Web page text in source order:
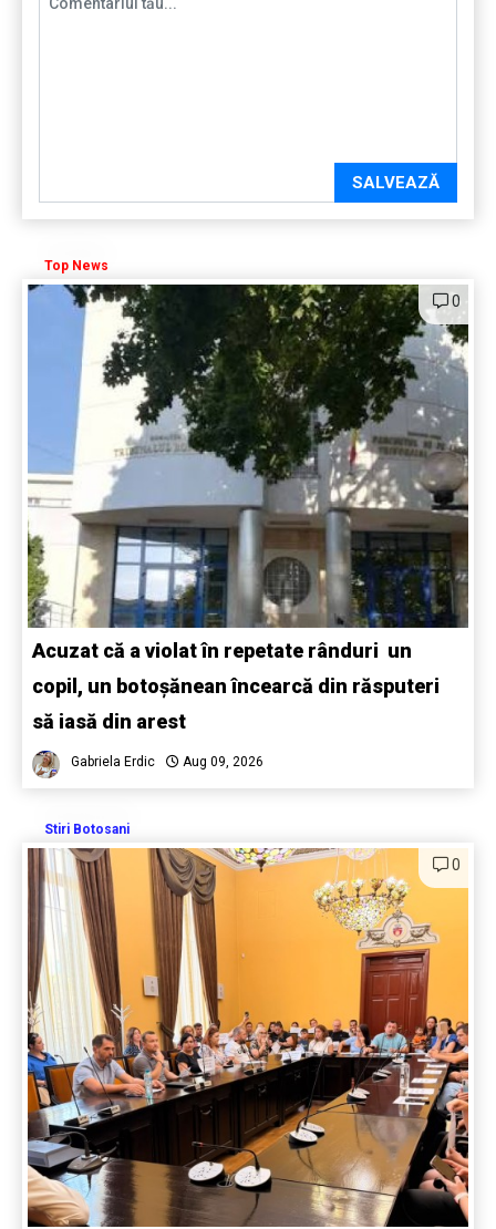
SALVEAZĂ
Top News
0
Acuzat că a violat în repetate rânduri un
copil, un botoșănean încearcă din răsputeri
să iasă din arest
Gabriela Erdic Aug 09, 2026
Stiri Botosani
0